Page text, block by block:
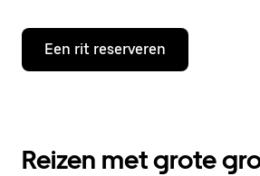
Een rit reserveren
Reizen met grote